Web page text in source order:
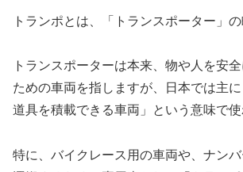
トランポとは、「トランスポーター」の
トランスポーターは本来、物や人を安
ための車両を指しますが、日本では主
道具を積載できる車両」という意味で使
特に、バイクレース用の車両や、ナン